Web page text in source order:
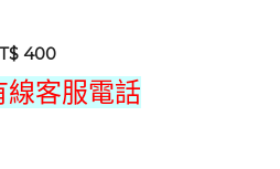
400
線客服電話